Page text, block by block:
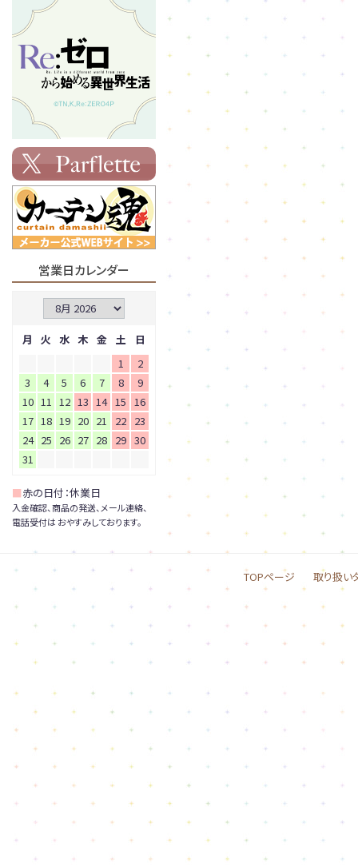
営業日カレンダー
月 火 水 木 金 土
日
1
2
3
4 5 6 7 8
9
10 11 12 13 14 15
16
17 18 19 20 21 22 23
24 25 26 27 28 29 30
31
■赤の日付：休業日
入金確認、商品の発送、メール連絡、
電話受付は おやすみしております。
TOPページ 取り扱い